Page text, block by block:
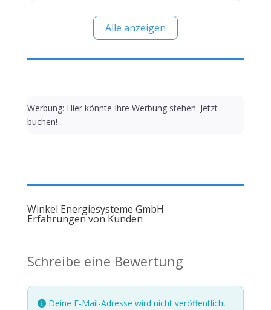
Alle anzeigen
Werbung: Hier könnte Ihre Werbung stehen. Jetzt
buchen!
Winkel Energiesysteme GmbH
Erfahrungen von Kunden
Schreibe eine Bewertung
Deine E-Mail-Adresse wird nicht veröffentlicht.